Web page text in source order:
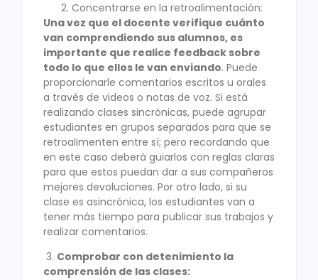
Concentrarse en la retroalimentación:
Una vez que el docente verifique cuánto
van comprendiendo sus alumnos, es
importante que realice feedback sobre
todo lo que ellos le van enviando. Puede
proporcionarle comentarios escritos u orales
a través de videos o notas de voz. Si está
realizando clases sincrónicas, puede agrupar
estudiantes en grupos separados para que se
retroalimenten entre sí; pero recordando que
en este caso deberá guiarlos con reglas claras
para que estos puedan dar a sus compañeros
mejores devoluciones. Por otro lado, si su
clase es asincrónica, los estudiantes van a
tener más tiempo para publicar sus trabajos y
realizar comentarios.
3. Comprobar con detenimiento la
comprensión de las clases: